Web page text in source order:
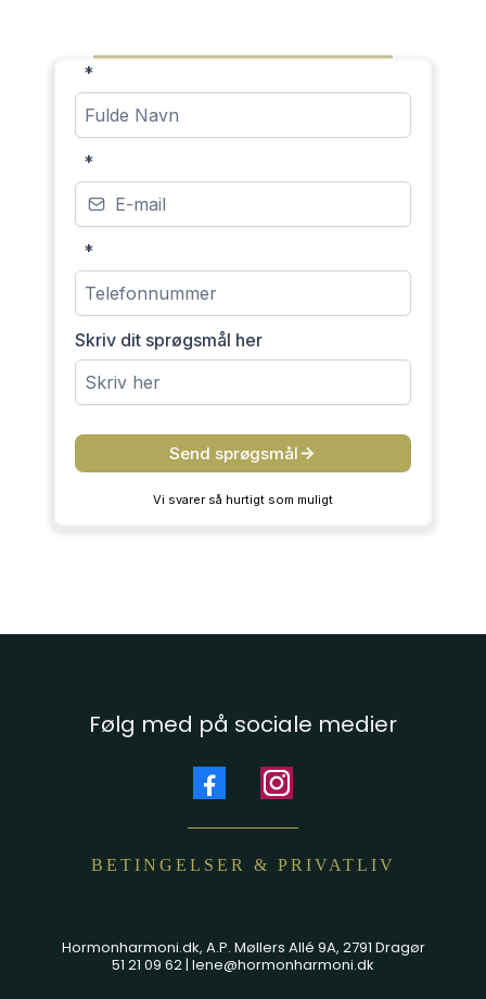
*
*
*
Skriv dit sprøgsmål her
Send sprøgsmål
Vi svarer så hurtigt som muligt
Følg med på sociale medier
BETINGELSER & PRIVATLIV
Hormonharmoni.dk, A.P. Møllers Allé 9A, 2791 Dragør
51 21 09 62 | lene@hormonharmoni.dk